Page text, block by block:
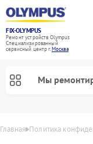
FIX-OLYMPUS
Ремонт устройств Olympus
Специализированный
cервисный центр г.Москва
Мы
Главная Политика